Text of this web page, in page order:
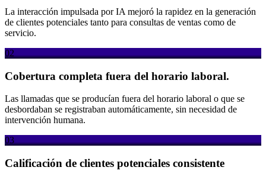
La interacción impulsada por IA mejoró la rapidez en la generación
de clientes potenciales tanto para consultas de ventas como de
servicio.
02
Cobertura completa fuera del horario laboral.
Las llamadas que se producían fuera del horario laboral o que se
desbordaban se registraban automáticamente, sin necesidad de
intervención humana.
03
Calificación de clientes potenciales consistente